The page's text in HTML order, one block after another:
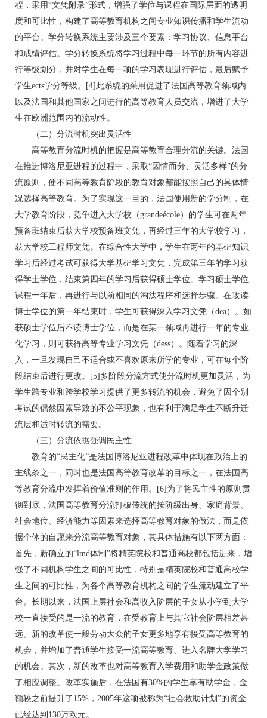
程，采用“文凭附录”形式，增强了学位与课程在国际层面的透明
度和可比性，构建了高等教育机构之间专业知识传播和学生流动
的平台。学分转换系统主要涉及三个要素：学习协议、信息平台
和成绩评估。学分转换系统将学习过程中每一环节的所有内容进
行等级划分，并对学生在每一项的学习表现进行评估，最后赋予
学生ects学分等级。[4]此系统的采用促进了法国高等教育领域内
以及法国和其他国家之间进行的高等教育人员交流，增进了大学
生在欧洲范围内的流动性。
（二）分流时机突出灵活性
高等教育分流时机的把握是高等教育合理分流的关键。法国
在推进博洛尼亚进程的过程中，采取“因情而分、灵活多样”的分
流原则，使不同高等教育阶段的教育对象都能按照自己的具体情
况选择高等教育。为了实现这一目的，法国使用新的学分制，在
大学教育阶段，竞争进入大学校（grandeécole）的学生可在两年
预备班结束后获大学校预备班文凭，再经过三年的大学校学习，
获大学校工程师文凭。在综合性大学中，学生在两年的基础知识
学习后经过考试可获得大学基础学习文凭，完成第三年的学习获
得学士学位，结束第四年的学习后获得硕士学位。学习硕士学位
课程一年后，再进行与以前相同的淘汰程序和选择步骤。在攻读
博士学位的第一年结束时，学生可获得深入学习文凭（dea）。如
获硕士学位后不读博士学位，而是在某一领域再进行一年的专业
化学习，则可获得高等专业学习文凭（dess）。随着学习的深
入，一旦发现自己不适合或不喜欢原来所学的专业，可在每个阶
段结束后进行更改。[5]多阶段分流方式使分流时机更加灵活，为
学生跨专业和跨学校学习提供了更多转流的机会，避免了因个别
考试的偶然因素导致的不公平现象，也有利于满足学生不断升迁
流层和适时转流的需要。
（三）分流依据强调民主性
教育的“民主化”是法国博洛尼亚进程改革中体现在政治上的
主线条之一，同时也是法国高等教育改革的目标之一，在法国高
等教育分流中发挥着价值准则的作用。[6]为了将民主性的原则贯
彻到底，法国高等教育分流打破传统的按阶级出身、家庭背景、
社会地位、经济能力等因素来选择高等教育对象的做法，而是依
据个体的自愿来分流高等教育对象，其具体措施有以下两方面：
首先，新确立的“lmd体制”将精英院校和普通高校都包括进来，增
强了不同机构学生之间的可比性，特别是精英院校和普通高校学
生之间的可比性，为各个高等教育机构之间的学生流动建立了平
台。长期以来，法国上层社会和高收入阶层的子女从小学到大学
校一直接受的是一流的教育，在受教育上与其它社会阶层相差甚
远。新的改革使一般劳动大众的子女更多地享有接受高等教育的
机会，并增加了普通学生接受一流高等教育、进入名牌大学学习
的机会。其次，新的改革也对高等教育入学费用和助学金政策做
了相应调整。改革实施后，在法国有30%的学生享有助学金，金
额较之前提升了15%，2005年这项被称为“社会救助计划”的资金
已经达到130万欧元。